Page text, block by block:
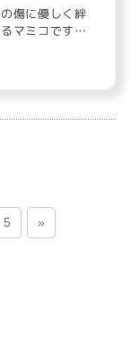
傷に優しく絆
マミコです。
5 »